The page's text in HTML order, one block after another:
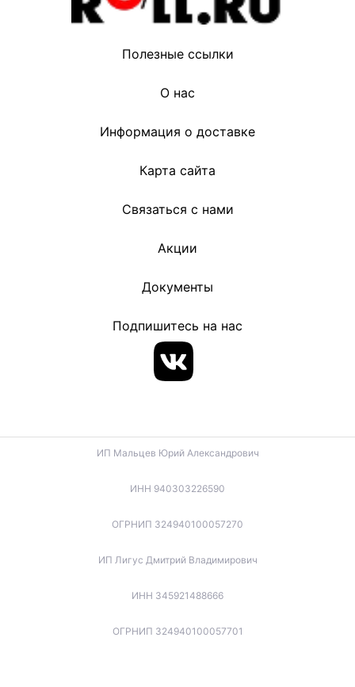
Полезные ссылки
О нас
Информация о доставке
Карта сайта
Связаться с нами
Акции
Документы
Подпишитесь на нас
ИП Мальцев Юрий Александрович
ИНН 940303226590
ОГРНИП 324940100057270
ИП Лигус Дмитрий Владимирович
ИНН 345921488666
ОГРНИП 324940100057701